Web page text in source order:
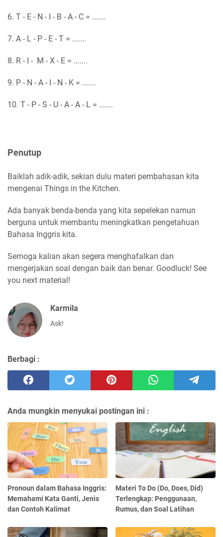
6. T - E - N - I - B - A - C = .......
7. A - L - P - E - T = .......
8. R - I - M - X - E = .......
9. P - N - A - I - N - K = .......
10. T - P - S - U - A - A - L = .......
Penutup
Baiklah adik-adik, sekian dulu materi pembahasan kita
mengenai Things in the Kitchen.
Ada banyak benda-benda yang kita sepelekan namun
berguna untuk membantu meningkatkan pengetahuan
Bahasa Inggris kita.
Semoga kalian akan segera menghafalkan dan
mengerjakan soal dengan baik dan benar. Goodluck! See
you next material!
Karmila
Ask!
Berbagi :
Anda mungkin menyukai postingan ini :
Pronoun dalam Bahasa Inggris:
Memahami Kata Ganti, Jenis
dan Contoh Kalimat
Materi To Do (Do, Does, Did)
Terlengkap: Penggunaan,
Rumus, dan Soal Latihan